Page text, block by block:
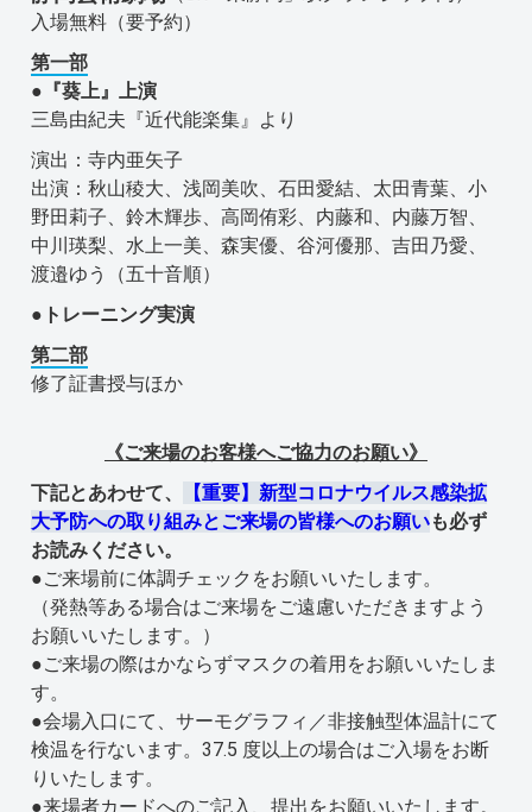
入場無料（要予約）
第一部
●『葵上』上演
三島由紀夫『近代能楽集』より
演出：寺内亜矢子
出演：秋山稜大、浅岡美吹、石田愛結、太田青葉、小
野田莉子、鈴木輝歩、高岡侑彩、内藤和、内藤万智、
中川瑛梨、水上一美、森実優、谷河優那、吉田乃愛、
渡邉ゆう（五十音順）
●トレーニング実演
第二部
修了証書授与ほか
《ご来場のお客様へご協力のお願い》
下記とあわせて、
【重要】新型コロナウイルス感染拡
大予防への取り組みとご来場の皆様へのお願いも必ず
お読みください。
●ご来場前に体調チェックをお願いいたします。
（発熱等ある場合はご来場をご遠慮いただきますよう
お願いいたします。）
●ご来場の際はかならずマスクの着用をお願いいたしま
す。
●会場入口にて、サーモグラフィ／非接触型体温計にて
検温を行ないます。37.5 度以上の場合はご入場をお断
りいたします。
●来場者カードへのご記入、提出をお願いいたします。